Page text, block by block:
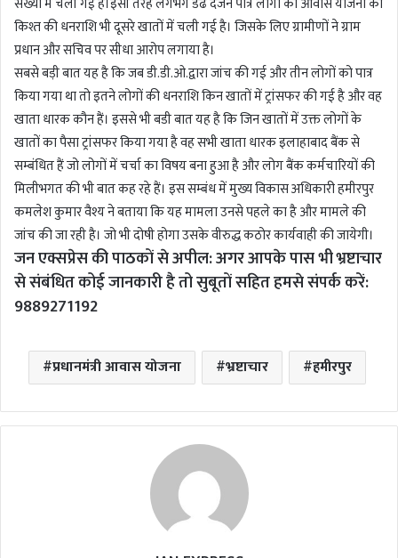
किश्त की धनराशि भी दूसरे खातों में चली गई है। जिसके लिए ग्रामीणों ने ग्राम
प्रधान और सचिव पर सीधा आरोप लगाया है।
सबसे बड़ी बात यह है कि जब डी.डी.ओ.द्वारा जांच की गई और तीन लोगों को पात्र
किया गया था तो इतने लोगों की धनराशि किन खातों में ट्रांसफर की गई है और वह
खाता धारक कौन हैं। इससे भी बडी बात यह है कि जिन खातों में उक्त लोगों के
खातों का पैसा ट्रांसफर किया गया है वह सभी खाता धारक इलाहाबाद बैंक से
सम्बंधित हैं जो लोगों में चर्चा का विषय बना हुआ है और लोग बैंक कर्मचारियों की
मिलीभगत की भी बात कह रहे हैं। इस सम्बंध में मुख्य विकास अधिकारी हमीरपुर
कमलेश कुमार वैश्य ने बताया कि यह मामला उनसे पहले का है और मामले की
जांच की जा रही है। जो भी दोषी होगा उसके वीरुद्ध कठोर कार्यवाही की जायेगी।
जन एक्सप्रेस की पाठकों से अपील: अगर आपके पास भी भ्रष्टाचार
से संबंधित कोई जानकारी है तो सुबूतों सहित हमसे संपर्क करें:
9889271192
प्रधानमंत्री आवास योजना भ्रष्टाचार हमीरपुर